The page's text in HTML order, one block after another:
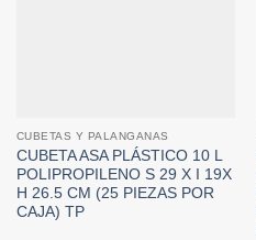
CUBETAS Y PALANGANAS
CUBETA ASA PLÁSTICO 10 L
POLIPROPILENO S 29 X I 19X
H 26.5 CM (25 PIEZAS POR
CAJA) TP